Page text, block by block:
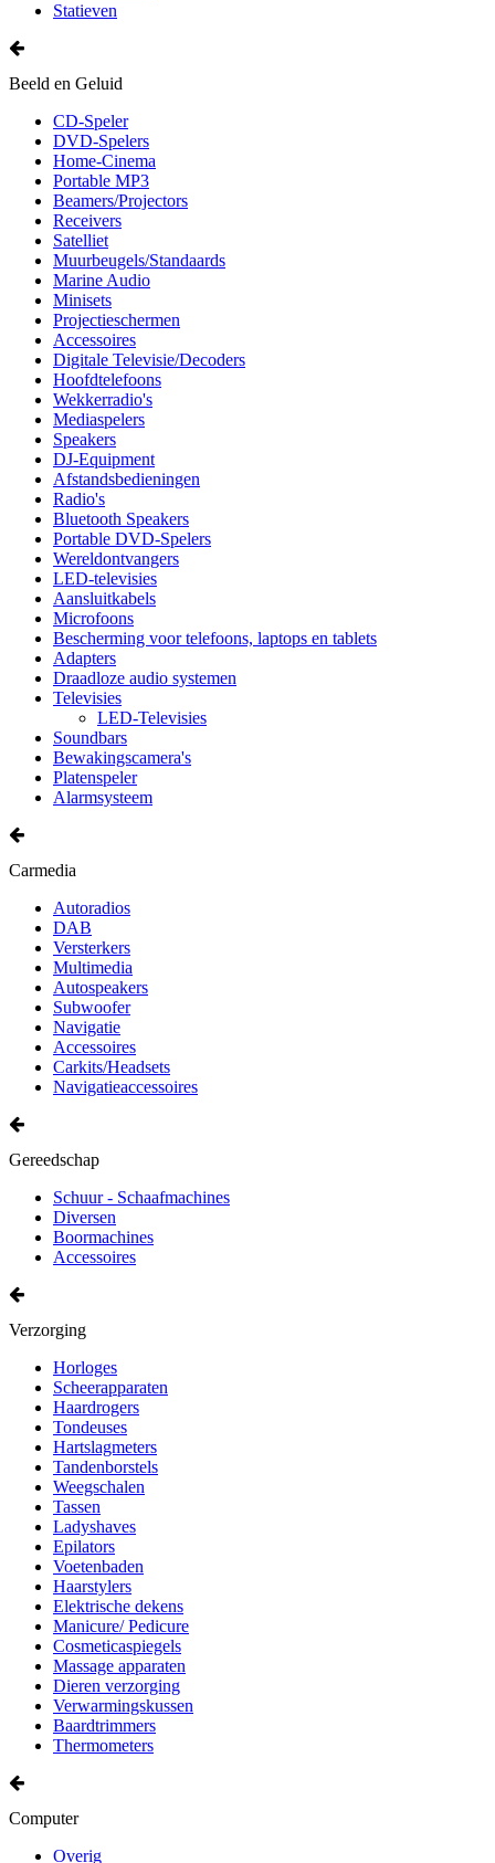
Statieven
Beeld en Geluid
CD-Speler
DVD-Spelers
Home-Cinema
Portable MP3
Beamers/Projectors
Receivers
Satelliet
Muurbeugels/Standaards
Marine Audio
Minisets
Projectieschermen
Accessoires
Digitale Televisie/Decoders
Hoofdtelefoons
Wekkerradio's
Mediaspelers
Speakers
DJ-Equipment
Afstandsbedieningen
Radio's
Bluetooth Speakers
Portable DVD-Spelers
Wereldontvangers
LED-televisies
Aansluitkabels
Microfoons
Bescherming voor telefoons, laptops en tablets
Adapters
Draadloze audio systemen
Televisies
LED-Televisies
Soundbars
Bewakingscamera's
Platenspeler
Alarmsysteem
Carmedia
Autoradios
DAB
Versterkers
Multimedia
Autospeakers
Subwoofer
Navigatie
Accessoires
Carkits/Headsets
Navigatieaccessoires
Gereedschap
Schuur - Schaafmachines
Diversen
Boormachines
Accessoires
Verzorging
Horloges
Scheerapparaten
Haardrogers
Tondeuses
Hartslagmeters
Tandenborstels
Weegschalen
Tassen
Ladyshaves
Epilators
Voetenbaden
Haarstylers
Elektrische dekens
Manicure/ Pedicure
Cosmeticaspiegels
Massage apparaten
Dieren verzorging
Verwarmingskussen
Baardtrimmers
Thermometers
Computer
Overig